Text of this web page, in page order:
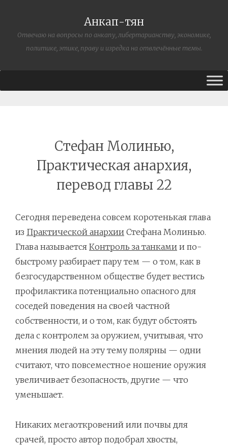
Анкап-тян
Отвечаю на вопросы по анкапу, либертарианству, экономике,
политике, этике, праву и изредка на отвлечённые темы.
Стефан Молинью,
Практическая анархия,
перевод главы 22
Сегодня переведена совсем коротенькая глава
из Практической анархии Стефана Молинью.
Глава называется Контроль за танками и по-
быстрому разбирает пару тем — о том, как в
безгосударственном обществе будет вестись
профилактика потенциально опасного для
соседей поведения на своей частной
собственности, и о том, как будут обстоять
дела с контролем за оружием, учитывая, что
мнения людей на эту тему полярны — одни
считают, что повсеместное ношение оружия
увеличивает безопасность, другие — что
уменьшает.
Никаких мегаоткровений или почвы для
срачей, просто автор подобрал хвосты,